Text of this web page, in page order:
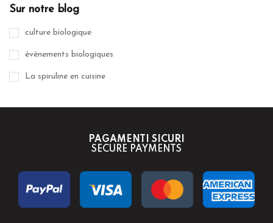
Sur notre blog
culture biologique
événements biologiques
La spiruline en cuisine
PAGAMENTI SICURI
SECURE PAYMENTS